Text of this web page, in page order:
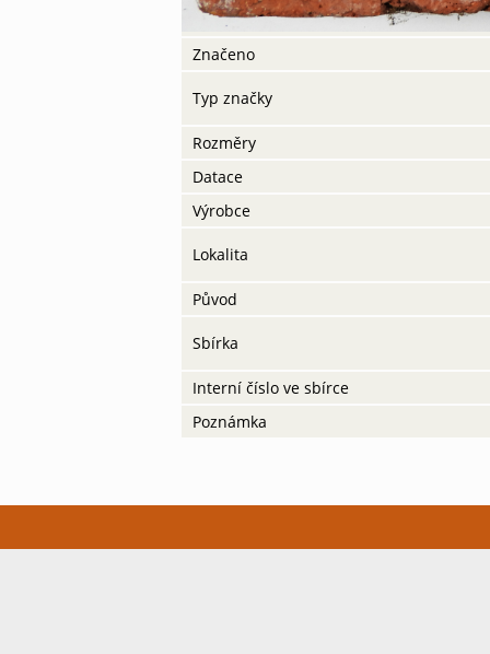
Značeno
Typ značky
Rozměry
Datace
Výrobce
Lokalita
Původ
Sbírka
Interní číslo ve sbírce
Poznámka